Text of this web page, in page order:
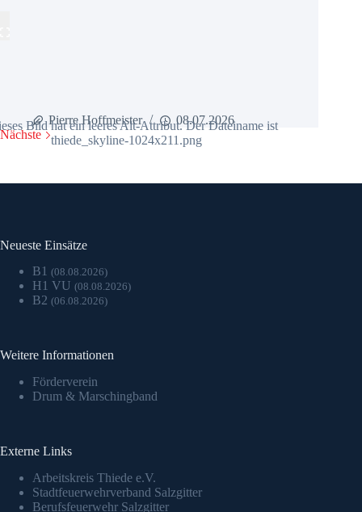
Pierre Hoffmeister
08.07.2026
Nächste
Neueste Einsätze
B1 (08.08.2026)
H1 VU (08.08.2026)
B2 (06.08.2026)
Weitere Informationen
Förderverein
Drum & Marschingband
Externe Links
Arbeitskreis Thiede e.V.
Stadtfeuerwehrverband Salzgitter
Berufsfeuerwehr Salzgitter